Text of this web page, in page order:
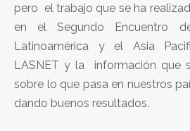
pero el trabajo que se ha
en el Segundo Encuentro
Latinoamérica y el Asia
LASNET y la información que
sobre lo que pasa en nuestros
dando buenos resultados.